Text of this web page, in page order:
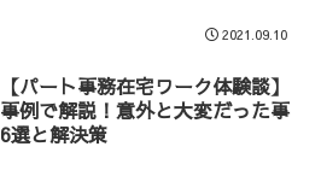
2021.09.10
【パート事務在宅ワーク体験談】
事例で解説！意外と大変だった事
6選と解決策